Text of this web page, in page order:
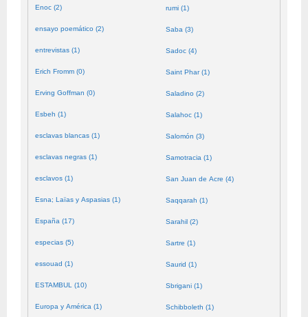
Enoc (2)
ensayo poemático (2)
entrevistas (1)
Erich Fromm (0)
Erving Goffman (0)
Esbeh (1)
esclavas blancas (1)
esclavas negras (1)
esclavos (1)
Esna; Laïas y Aspasias (1)
España (17)
especias (5)
essouad (1)
ESTAMBUL (10)
Europa y América (1)
rumi (1)
Saba (3)
Sadoc (4)
Saint Phar (1)
Saladino (2)
Salahoc (1)
Salomón (3)
Samotracia (1)
San Juan de Acre (4)
Saqqarah (1)
Sarahil (2)
Sartre (1)
Saurid (1)
Sbrigani (1)
Schibboleth (1)